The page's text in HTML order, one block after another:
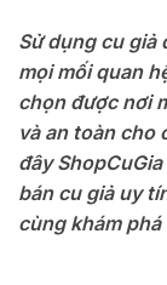
Sử dụng cu giả
mọi mối quan
chọn được nơi
và an toàn cho
đây
bán cu giả uy
cùng khám